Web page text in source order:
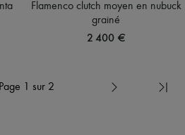
Flamenco clutch moyen en nubuck
grainé
2 400 €
Page 1 sur 2